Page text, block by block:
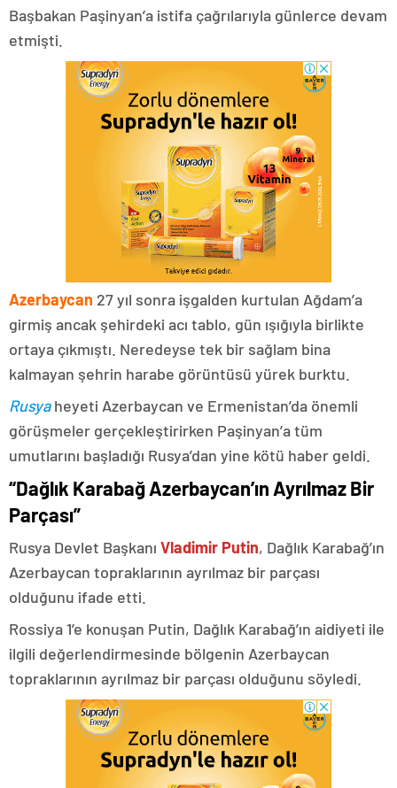
Başbakan Paşinyan’a istifa çağrılarıyla günlerce devam
etmişti.
Azerbaycan 27 yıl sonra işgalden kurtulan Ağdam’a
girmiş ancak şehirdeki acı tablo, gün ışığıyla birlikte
ortaya çıkmıştı. Neredeyse tek bir sağlam bina
kalmayan şehrin harabe görüntüsü yürek burktu.
Rusyaheyeti Azerbaycan ve Ermenistan’da önemli
görüşmeler gerçekleştirirken Paşinyan’a tüm
umutlarını başladığı Rusya’dan yine kötü haber geldi.
“Dağlık Karabağ Azerbaycan’ın Ayrılmaz Bir
Parçası”
Rusya Devlet Başkanı Vladimir Putin, Dağlık Karabağ’ın
Azerbaycan topraklarının ayrılmaz bir parçası
olduğunu ifade etti.
Rossiya 1’e konuşan Putin, Dağlık Karabağ’ın aidiyeti ile
ilgili değerlendirmesinde bölgenin Azerbaycan
topraklarının ayrılmaz bir parçası olduğunu söyledi.